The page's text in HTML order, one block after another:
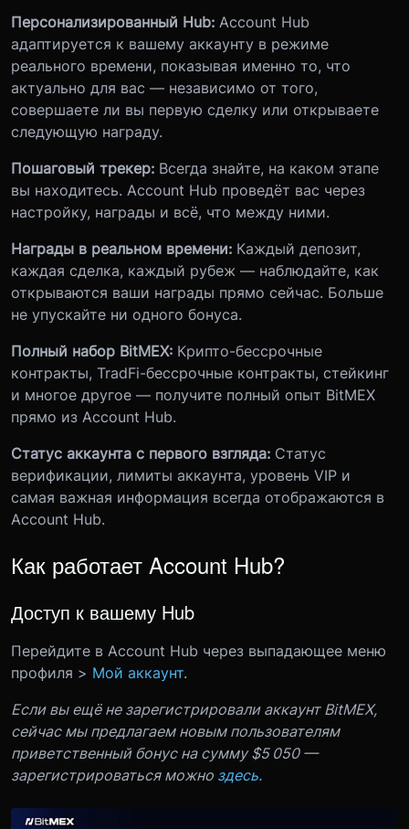
Персонализированный Hub: Account Hub
адаптируется к вашему аккаунту в режиме
реального времени, показывая именно то, что
актуально для вас — независимо от того,
совершаете ли вы первую сделку или открываете
следующую награду.
Пошаговый трекер: Всегда знайте, на каком этапе
вы находитесь. Account Hub проведёт вас через
настройку, награды и всё, что между ними.
Награды в реальном времени: Каждый депозит,
каждая сделка, каждый рубеж — наблюдайте, как
открываются ваши награды прямо сейчас. Больше
не упускайте ни одного бонуса.
Полный набор BitMEX: Крипто-бессрочные
контракты, TradFi-бессрочные контракты, стейкинг
и многое другое — получите полный опыт BitMEX
прямо из Account Hub.
Статус аккаунта с первого взгляда: Статус
верификации, лимиты аккаунта, уровень VIP и
самая важная информация всегда отображаются в
Account Hub.
Как работает Account Hub?
Доступ к вашему Hub
Перейдите в Account Hub через выпадающее меню
профиля > Мой аккаунт.
Если вы ещё не зарегистрировали аккаунт BitMEX,
сейчас мы предлагаем новым пользователям
приветственный бонус на сумму $5 050 —
зарегистрироваться можно здесь.